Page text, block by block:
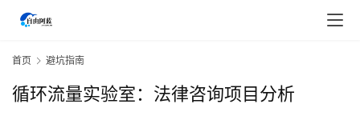
首页 避坑指南
循环流量实验室：法律咨询项目分析